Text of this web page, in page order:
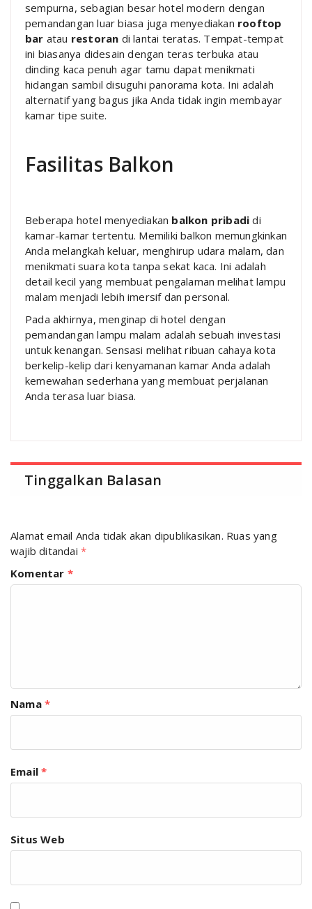
sempurna, sebagian besar hotel modern dengan
pemandangan luar biasa juga menyediakan rooftop
bar atau restoran di lantai teratas. Tempat-tempat
ini biasanya didesain dengan teras terbuka atau
dinding kaca penuh agar tamu dapat menikmati
hidangan sambil disuguhi panorama kota. Ini adalah
alternatif yang bagus jika Anda tidak ingin membayar
kamar tipe suite.
Fasilitas Balkon
Beberapa hotel menyediakan balkon pribadi di
kamar-kamar tertentu. Memiliki balkon memungkinkan
Anda melangkah keluar, menghirup udara malam, dan
menikmati suara kota tanpa sekat kaca. Ini adalah
detail kecil yang membuat pengalaman melihat lampu
malam menjadi lebih imersif dan personal.
Pada akhirnya, menginap di hotel dengan
pemandangan lampu malam adalah sebuah investasi
untuk kenangan. Sensasi melihat ribuan cahaya kota
berkelip-kelip dari kenyamanan kamar Anda adalah
kemewahan sederhana yang membuat perjalanan
Anda terasa luar biasa.
Tinggalkan Balasan
Alamat email Anda tidak akan dipublikasikan. Ruas yang
wajib ditandai *
Komentar *
Nama *
Email*
Situs Web